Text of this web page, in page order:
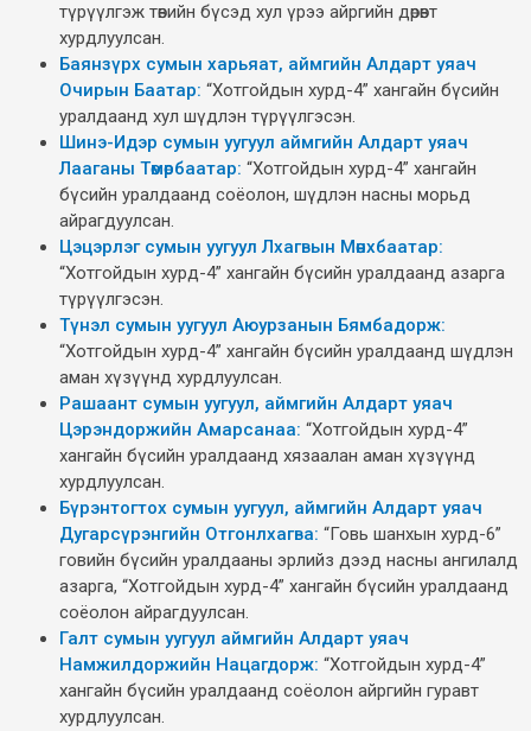
түрүүлгэж төвийн бүсэд хул үрээ айргийн дөрөвт
хурдлуулсан.
Баянзүрх сумын харьяат, аймгийн Алдарт уяач
Очирын Баатар: “Хотгойдын хурд-4” хангайн бүсийн
уралдаанд хул шүдлэн түрүүлгэсэн.
Шинэ-Идэр сумын уугуул аймгийн Алдарт уяач
Лааганы Төмөрбаатар: “Хотгойдын хурд-4” хангайн
бүсийн уралдаанд соёолон, шүдлэн насны морьд
айрагдуулсан.
Цэцэрлэг сумын уугуул Лхагвын Мөнхбаатар:
“Хотгойдын хурд-4” хангайн бүсийн уралдаанд азарга
түрүүлгэсэн.
Түнэл сумын уугуул Аюурзанын Бямбадорж:
“Хотгойдын хурд-4” хангайн бүсийн уралдаанд шүдлэн
аман хүзүүнд хурдлуулсан.
Рашаант сумын уугуул, аймгийн Алдарт уяач
Цэрэндоржийн Амарсанаа: “Хотгойдын хурд-4”
хангайн бүсийн уралдаанд хязаалан аман хүзүүнд
хурдлуулсан.
Бүрэнтогтох сумын уугуул, аймгийн Алдарт уяач
Дугарсүрэнгийн Отгонлхагва: “Говь шанхын хурд-6”
говийн бүсийн уралдааны эрлийз дээд насны ангилалд
азарга, “Хотгойдын хурд-4” хангайн бүсийн уралдаанд
соёолон айрагдуулсан.
Галт сумын уугуул аймгийн Алдарт уяач
Намжилдоржийн Нацагдорж: “Хотгойдын хурд-4”
хангайн бүсийн уралдаанд соёолон айргийн гуравт
хурдлуулсан.